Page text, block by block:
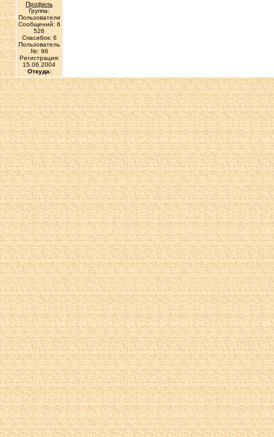
Профиль
Группа:
Пользователи
Сообщений: 6
526
Спасибок: 6
Пользователь
№: 96
Регистрация:
15.06.2004
Откуда: